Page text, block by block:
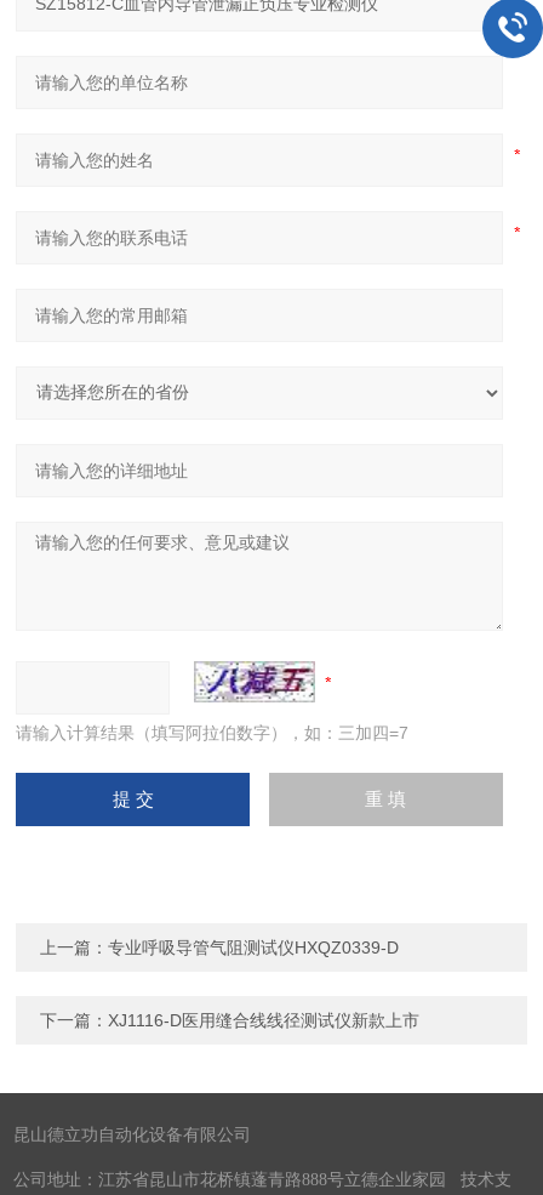
请输入计算结果（填写阿拉伯数字），如：三加四=7
上一篇：专业呼吸导管气阻测试仪HXQZ0339-D
下一篇： XJ1116-D医用缝合线线径测试仪新款上市
昆山德立功自动化设备有限公司
公司地址：江苏省昆山市花桥镇蓬青路888号立德企业家园 技术支